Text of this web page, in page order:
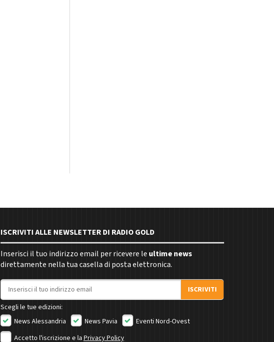
ISCRIVITI ALLE NEWSLETTER DI RADIO GOLD
Inserisci il tuo indirizzo email per ricevere le ultime news
direttamente nella tua casella di posta elettronica.
Indirizzo email
ISCRIVITI
Scegli le tue edizioni:
News Alessandria
News Pavia
Eventi Nord-Ovest
Accetto l'iscrizione e la Privacy Policy